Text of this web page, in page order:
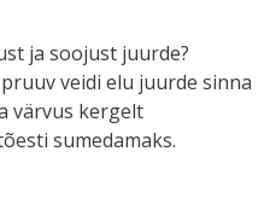
ja soojust juurde?
veidi elu juurde sinna
värvus kergelt
sumedamaks.